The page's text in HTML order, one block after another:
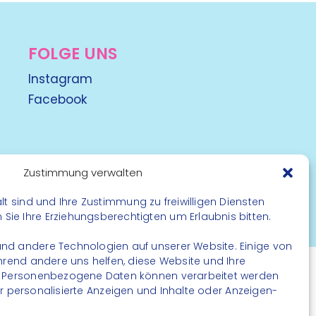
Zustimmung verwalten
sind und Ihre Zustimmung zu freiwilligen Diensten
Ihre Erziehungsberechtigten um Erlaubnis bitten.
andere Technologien auf unserer Website. Einige von
andere uns helfen, diese Website und Ihre
Daten können verarbeitet werden
personalisierte Anzeigen und Inhalte oder Anzeigen-
FOLGE UNS
Instagram
Facebook